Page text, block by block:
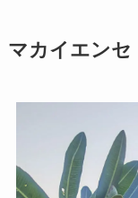
マカイエンセ